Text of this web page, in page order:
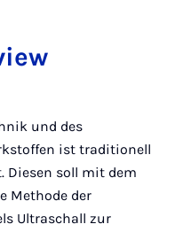
und des
ist traditionell
Diesen soll mit dem
Methode der
Ultraschall zur